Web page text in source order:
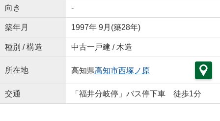
向き -
築年月 1997年 9月(築28年)
種別 / 構造 中古一戸建 / 木造
所在地 高知県高知市西塚ノ原
交通 「福井分岐停」バス停下車 徒歩1分